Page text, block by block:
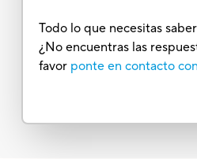
Todo lo que necesitas
¿No encuentras las
favor ponte en contacto